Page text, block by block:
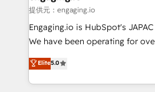
e de mais de 150 softwares
contratar e pagar a HubSpot
fiscal no Brasil e gerar economia
Oferecemos ainda agentes de
HubSpot que automatizam
提供元：engaging.io
Engaging.io is HubSpot's
We have been operating for
one of HubSpot's most
capable Agency Partners globally. We specialise in
complex CRM migrations,
Elite5.0